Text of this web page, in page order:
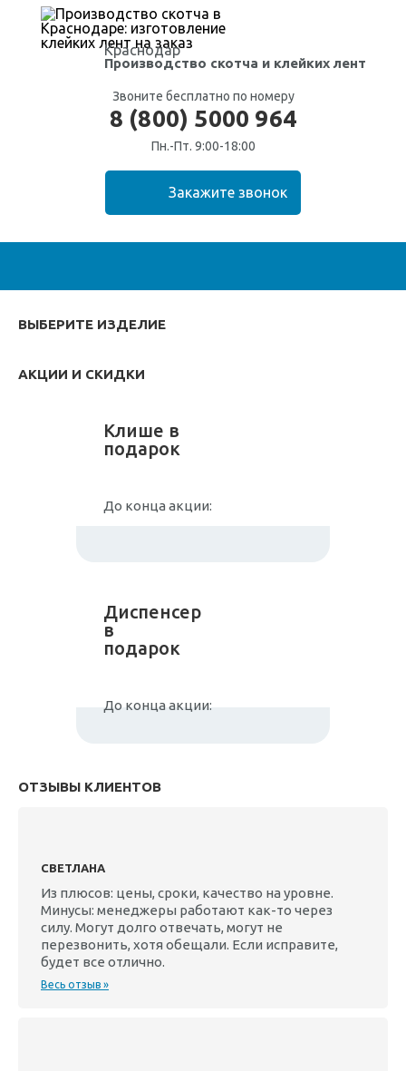
Краснодар
Производство скотча и клейких лент
Звоните бесплатно по номеру
8 (800) 5000 964
Пн.-Пт. 9:00-18:00
ВЫБЕРИТЕ ИЗДЕЛИЕ
АКЦИИ И СКИДКИ
Клише в
подарок
До конца акции:
Диспенсер
в
подарок
До конца акции:
ОТЗЫВЫ КЛИЕНТОВ
СВЕТЛАНА
Из плюсов: цены, сроки, качество на уровне.
Минусы: менеджеры работают как-то через
силу. Могут долго отвечать, могут не
перезвонить, хотя обещали. Если исправите,
будет все отлично.
Весь отзыв »